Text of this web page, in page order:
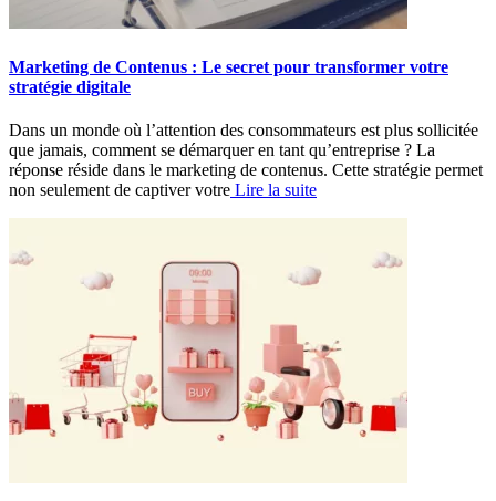
Marketing de Contenus : Le secret pour transformer votre
stratégie digitale
Dans un monde où l’attention des consommateurs est plus sollicitée
que jamais, comment se démarquer en tant qu’entreprise ? La
réponse réside dans le marketing de contenus. Cette stratégie permet
non seulement de captiver votre Lire la suite